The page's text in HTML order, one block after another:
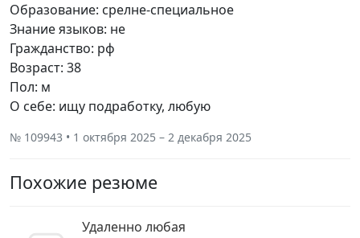
Образование: срелне-специальное
Знание языков: не
Гражданство: рф
Возраст: 38
Пол: м
О себе: ищу подработку, любую
№ 109943 • 1 октября 2025 – 2 декабря 2025
Похожие резюме
Удаленно любая